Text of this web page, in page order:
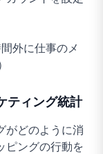
外に仕事のメ
ティング統計
がどのように消
ピングの行動を